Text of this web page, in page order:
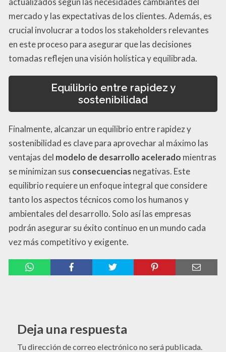
mercado y las expectativas de los clientes. Además, es
crucial involucrar a todos los stakeholders relevantes
en este proceso para asegurar que las decisiones
tomadas reflejen una visión holística y equilibrada.
Equilibrio entre rapidez y
sostenibilidad
Finalmente, alcanzar un equilibrio entre rapidez y
sostenibilidad es clave para aprovechar al máximo las
ventajas del modelo de desarrollo acelerado mientras
se minimizan sus consecuenciasnegativas. Este
equilibrio requiere un enfoque integral que considere
tanto los aspectos técnicos como los humanos y
ambientales del desarrollo. Solo así las empresas
podrán asegurar su éxito continuo en un mundo cada
vez más competitivo y exigente.
Deja una respuesta
Tu dirección de correo electrónico no será publicada.